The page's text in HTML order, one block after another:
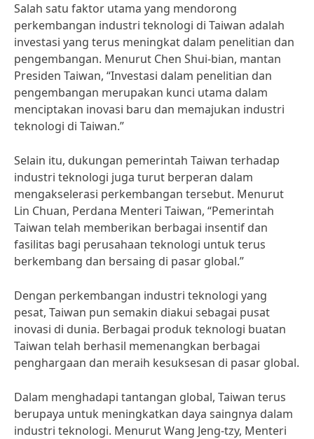
Salah satu faktor utama yang mendorong
perkembangan industri teknologi di Taiwan adalah
investasi yang terus meningkat dalam penelitian dan
pengembangan. Menurut Chen Shui-bian, mantan
Presiden Taiwan, “Investasi dalam penelitian dan
pengembangan merupakan kunci utama dalam
menciptakan inovasi baru dan memajukan industri
teknologi di Taiwan.”
Selain itu, dukungan pemerintah Taiwan terhadap
industri teknologi juga turut berperan dalam
mengakselerasi perkembangan tersebut. Menurut
Lin Chuan, Perdana Menteri Taiwan, “Pemerintah
Taiwan telah memberikan berbagai insentif dan
fasilitas bagi perusahaan teknologi untuk terus
berkembang dan bersaing di pasar global.”
Dengan perkembangan industri teknologi yang
pesat, Taiwan pun semakin diakui sebagai pusat
inovasi di dunia. Berbagai produk teknologi buatan
Taiwan telah berhasil memenangkan berbagai
penghargaan dan meraih kesuksesan di pasar global.
Dalam menghadapi tantangan global, Taiwan terus
berupaya untuk meningkatkan daya saingnya dalam
industri teknologi. Menurut Wang Jeng-tzy, Menteri